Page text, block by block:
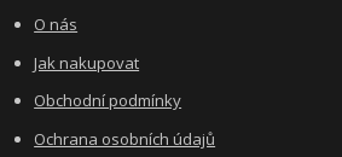
O nás
Jak nakupovat
Obchodní podmínky
Ochrana osobních údajů